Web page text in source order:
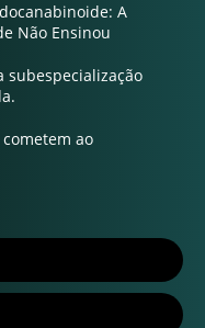
A
Não Ensinou
subespecialização
ao